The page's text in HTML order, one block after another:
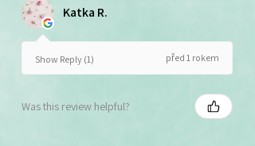
Katka R.
Show Reply (1) před 1 rokem
Was this review helpful?